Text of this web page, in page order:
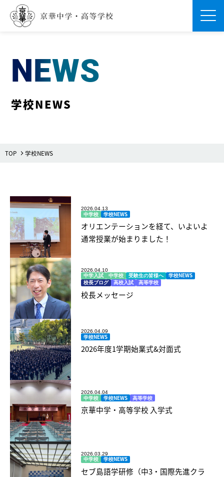
NEWS
学校NEWS
TOP 学校NEWS
2026.04.13
中学校 学校NEWS
オリエンテーションを経て、いよいよ
通常授業が始まりました！
2026.04.10
中学入試 中学校 受験生の皆様へ
学校NEWS
校長ブログ
高校入試 高等学校
校長メッセージ
2026.04.09
学校NEWS
2026年度1学期始業式&対面式
2026.04.04
中学校 学校NEWS 高等学校
京華中学・高等学校 入学式
2026.03.29
中学校 学校NEWS
セブ島語学研修（中3・国際先進クラ